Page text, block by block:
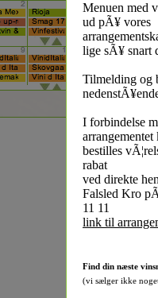
Menuen med
ud pÃ¥ vores
lige sÃ¥ snart
Tilmelding og
I forbindelse
arrangementet
bestilles
rabat
ved direkte
Falsled Kro
11 11
link til
Find din næste
(vi sælger ikke